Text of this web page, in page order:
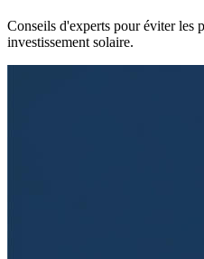
Conseils d'experts pour éviter les
investissement solaire.